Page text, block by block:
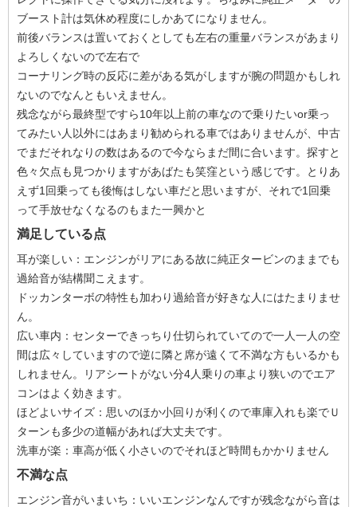
ブースト計は気休め程度にしかあてになりません。
前後バランスは置いておくとしても左右の重量バランスがあまり
よろしくないので左右で
コーナリング時の反応に差がある気がしますが腕の問題かもしれ
ないのでなんともいえません。
残念ながら最終型ですら10年以上前の車なので乗りたいor乗っ
てみたい人以外にはあまり勧められる車ではありませんが、中古
でまだそれなりの数はあるので今ならまだ間に合います。探すと
色々欠点も見つかりますがあばたも笑窪という感じです。とりあ
えず1回乗っても後悔はしない車だと思いますが、それで1回乗
って手放せなくなるのもまた一興かと
満足している点
耳が楽しい：エンジンがリアにある故に純正タービンのままでも
過給音が結構聞こえます。
ドッカンターボの特性も加わり過給音が好きな人にはたまりませ
ん。
広い車内：センターできっちり仕切られていてので一人一人の空
間は広々していますので逆に隣と席が遠くて不満な方もいるかも
しれません。リアシートがない分4人乗りの車より狭いのでエア
コンはよく効きます。
ほどよいサイズ：思いのほか小回りが利くので車庫入れも楽でＵ
ターンも多少の道幅があれば大丈夫です。
洗車が楽：車高が低く小さいのでそれほど時間もかかりません
不満な点
エンジン音がいまいち：いいエンジンなんですが残念ながら音は